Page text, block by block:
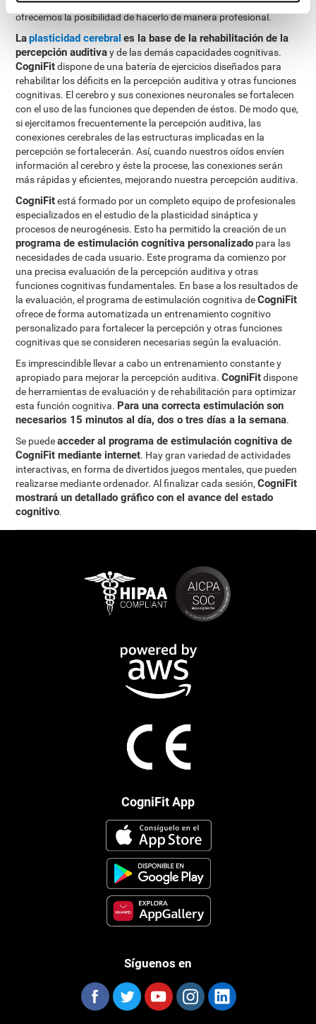
pueden ser entrenadas para mejorar su rendimiento. En CogniFit
ofrecemos la posibilidad de hacerlo de manera profesional.
Laplasticidad cerebral es la base de la rehabilitación de la
percepción auditivay de las demás capacidades cognitivas.
CogniFitdispone de una batería de ejercicios diseñados para
rehabilitar los déficits en la percepción auditiva y otras funciones
cognitivas. El cerebro y sus conexiones neuronales se fortalecen
con el uso de las funciones que dependen de éstos. De modo que,
si ejercitamos frecuentemente la percepción auditiva, las
conexiones cerebrales de las estructuras implicadas en la
percepción se fortalecerán. Así, cuando nuestros oídos envíen
información al cerebro y éste la procese, las conexiones serán
más rápidas y eficientes, mejorando nuestra percepción auditiva.
CogniFitestá formado por un completo equipo de profesionales
especializados en el estudio de la plasticidad sináptica y
procesos de neurogénesis. Esto ha permitido la creación de un
programa de estimulación cognitiva personalizado para las
necesidades de cada usuario. Este programa da comienzo por
una precisa evaluación de la percepción auditiva y otras
funciones cognitivas fundamentales. En base a los resultados de
la evaluación, el programa de estimulación cognitiva deCogniFit
ofrece de forma automatizada un entrenamiento cognitivo
personalizado para fortalecer la percepción y otras funciones
cognitivas que se consideren necesarias según la evaluación.
Es imprescindible llevar a cabo un entrenamiento constante y
apropiado para mejorar la percepción auditiva.CogniFitdispone
de herramientas de evaluación y de rehabilitación para optimizar
esta función cognitiva. Para una correcta estimulación son
necesarios 15 minutos al día, dos o tres días a la semana.
Se puedeacceder al programa de estimulación cognitiva de
CogniFit mediante internet. Hay gran variedad de actividades
interactivas, en forma de divertidos juegos mentales, que pueden
realizarse mediante ordenador. Al finalizar cada sesión,CogniFit
mostrará un detallado gráfico con el avance del estado
cognitivo.
CogniFit App
Síguenos en